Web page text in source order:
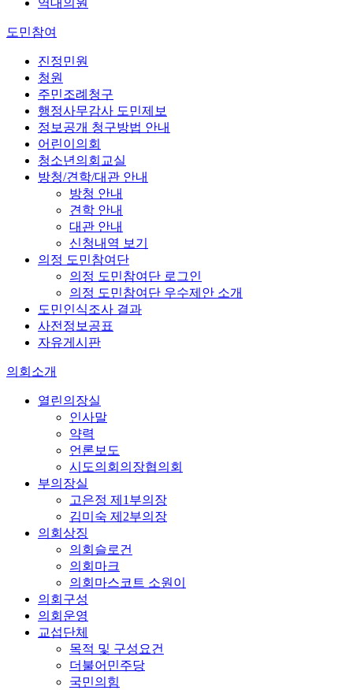
역대의원
도민참여
진정민원
청원
주민조례청구
행정사무감사 도민제보
정보공개 청구방법 안내
어린이의회
청소년의회교실
방청/견학/대관 안내
방청 안내
견학 안내
대관 안내
신청내역 보기
의정 도민참여단
의정 도민참여단 로그인
의정 도민참여단 우수제안 소개
도민인식조사 결과
사전정보공표
자유게시판
의회소개
열린의장실
인사말
약력
언론보도
시도의회의장협의회
부의장실
고은정 제1부의장
김미숙 제2부의장
의회상징
의회슬로건
의회마크
의회마스코트 소원이
의회구성
의회운영
교섭단체
목적 및 구성요건
더불어민주당
국민의힘